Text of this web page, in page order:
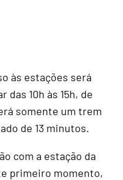
às estações será
10h às 15h, de
somente um trem
de 13 minutos.
com a estação da
primeiro momento,